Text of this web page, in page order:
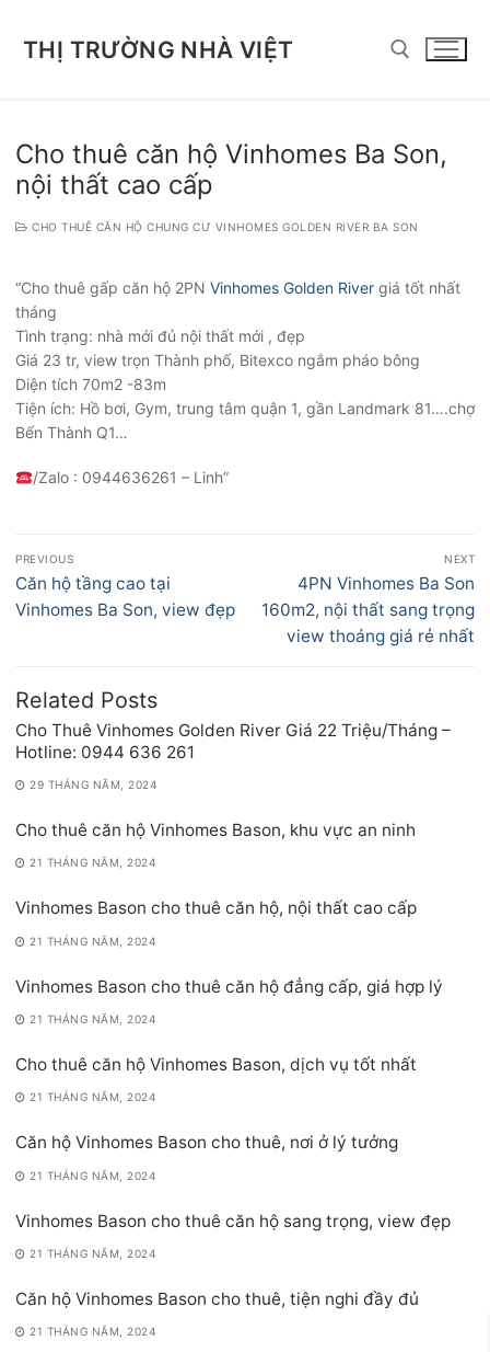
THỊ TRƯỜNG NHÀ VIỆT
Cho thuê căn hộ Vinhomes Ba Son,
nội thất cao cấp
CHO THUÊ CĂN HỘ CHUNG CƯ VINHOMES GOLDEN RIVER BA SON
“Cho thuê gấp căn hộ 2PN Vinhomes Golden River giá tốt nhất
tháng
Tình trạng: nhà mới đủ nội thất mới , đẹp
Giá 23 tr, view trọn Thành phố, Bitexco ngắm pháo bông
Diện tích 70m2 -83m
Tiện ích: Hồ bơi, Gym, trung tâm quận 1, gần Landmark 81….chợ
Bến Thành Q1…
/Zalo : 0944636261 – Linh”
Điều
hướng
bài
PREVIOUS
Previous
post:
Căn hộ tầng cao tại
Vinhomes Ba Son, view đẹp
NEXT
Next
post:
4PN Vinhomes Ba Son
160m2, nội thất sang trọng
view thoáng giá rẻ nhất
Related Posts
Cho Thuê Vinhomes Golden River Giá 22 Triệu/Tháng –
Hotline: 0944 636 261
29 THÁNG NĂM, 2024
Cho thuê căn hộ Vinhomes Bason, khu vực an ninh
21 THÁNG NĂM, 2024
Vinhomes Bason cho thuê căn hộ, nội thất cao cấp
21 THÁNG NĂM, 2024
Vinhomes Bason cho thuê căn hộ đẳng cấp, giá hợp lý
21 THÁNG NĂM, 2024
Cho thuê căn hộ Vinhomes Bason, dịch vụ tốt nhất
21 THÁNG NĂM, 2024
Căn hộ Vinhomes Bason cho thuê, nơi ở lý tưởng
21 THÁNG NĂM, 2024
Vinhomes Bason cho thuê căn hộ sang trọng, view đẹp
21 THÁNG NĂM, 2024
Căn hộ Vinhomes Bason cho thuê, tiện nghi đầy đủ
21 THÁNG NĂM, 2024